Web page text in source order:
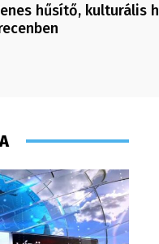
hűsítő, kulturális